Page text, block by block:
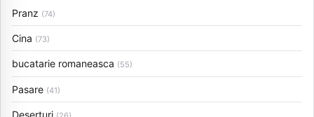
Pranz (74)
Cina (73)
bucatarie romaneasca (55)
Pasare (41)